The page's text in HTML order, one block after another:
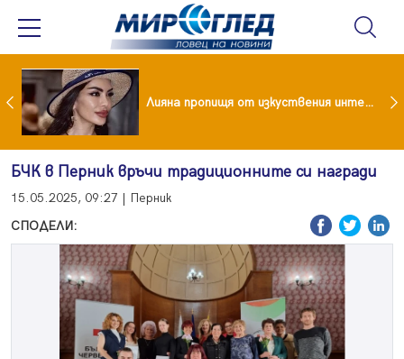
Популярен риалити герой заряза жена си заради друга Лияна пропищя от изкуствения интелект
БЧК в Перник връчи традиционните си награди
15.05.2025, 09:27 | Перник
СПОДЕЛИ: